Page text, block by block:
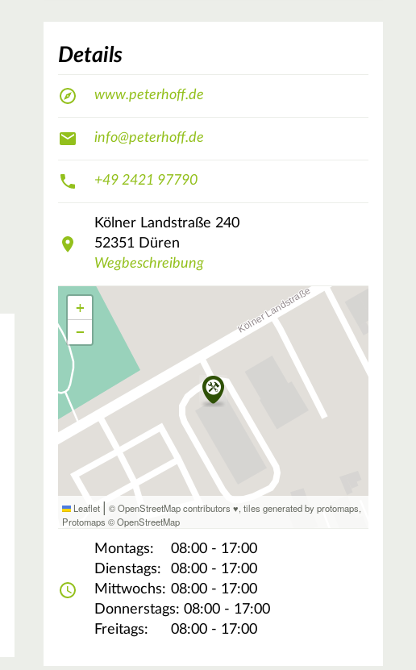
Details
www.peterhoff.de
info@peterhoff.de
+49 2421 97790
Kölner Landstraße 240
52351 Düren
Wegbeschreibung
+
−
Leaflet | © OpenStreetMap contributors ♥,tiles generated by protomaps,
Protomaps ©OpenStreetMap
Montags:
08:00 - 17:00
Dienstags:
08:00 - 17:00
Mittwochs: 08:00 - 17:00
Donnerstags: 08:00 - 17:00
Freitags:
08:00 - 17:00